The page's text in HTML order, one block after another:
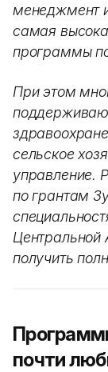
менеджмент
самая
программы
При этом
сельское
управление.
по грантам
Центральной
получить
почти